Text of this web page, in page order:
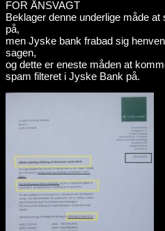
FOR ÅNSVAGT
Beklager denne underlige måde at
på,
men Jyske bank frabad sig
sagen,
og dette er eneste måden at
spam filteret i Jyske Bank på.